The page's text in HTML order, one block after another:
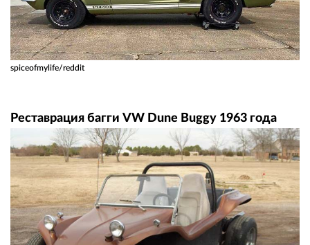
spiceofmylife/reddit
Реставрация багги VW Dune Buggy 1963 года